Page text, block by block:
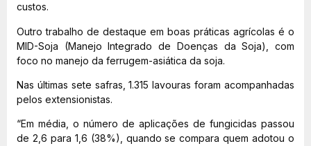
custos.
Outro trabalho de destaque em boas práticas agrícolas é o
MID-Soja (Manejo Integrado de Doenças da Soja), com
foco no manejo da ferrugem-asiática da soja.
Nas últimas sete safras, 1.315 lavouras foram acompanhadas
pelos extensionistas.
“Em média, o número de aplicações de fungicidas passou
de 2,6 para 1,6 (38%), quando se compara quem adotou o